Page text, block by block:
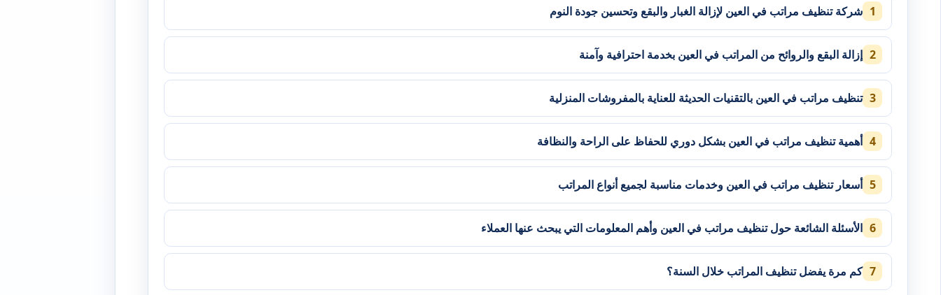
شركة تنظيف مراتب في العين لإزالة الغبار والبقع وتحسين جودة النوم
إزالة البقع والروائح من المراتب في العين بخدمة احترافية وآمنة
تنظيف مراتب في العين بالتقنيات الحديثة للعناية بالمفروشات المنزلية
أهمية تنظيف مراتب في العين بشكل دوري للحفاظ على الراحة والنظافة
أسعار تنظيف مراتب في العين وخدمات مناسبة لجميع أنواع المراتب
الأسئلة الشائعة حول تنظيف مراتب في العين وأهم المعلومات التي يبحث عنها العملاء
كم مرة يفضل تنظيف المراتب خلال السنة؟